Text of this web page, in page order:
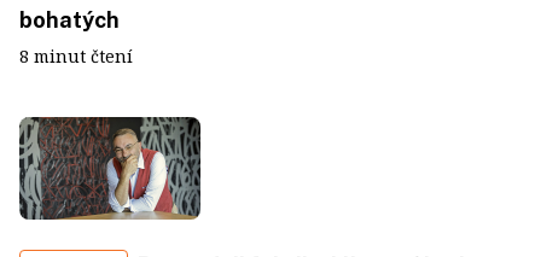
bohatých
8 minut čtení